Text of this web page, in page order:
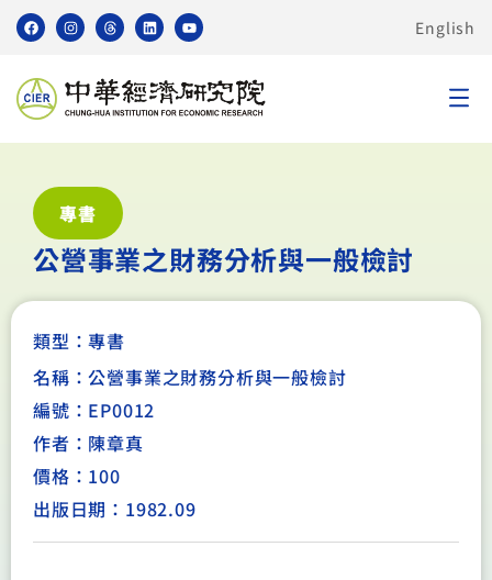
English
專書
公營事業之財務分析與一般檢討
類型：專書
名稱：公營事業之財務分析與一般檢討
編號：EP0012
作者：陳章真
價格：100
出版日期：1982.09